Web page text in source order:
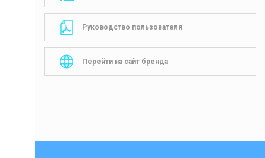
Руководство пользователя
Перейти на сайт бренда